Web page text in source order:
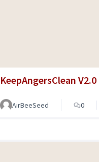
KeepAngersClean V2.0
AirBeeSeed 0